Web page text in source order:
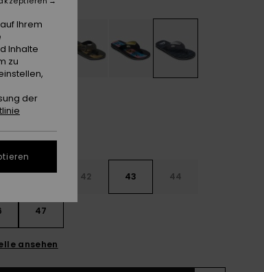
41 42 43 44
47
ansehen
Ihrem
Inhalte
zu
der